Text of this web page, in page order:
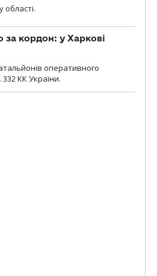
області.
за кордон: у Харкові
оперативного
КК України.